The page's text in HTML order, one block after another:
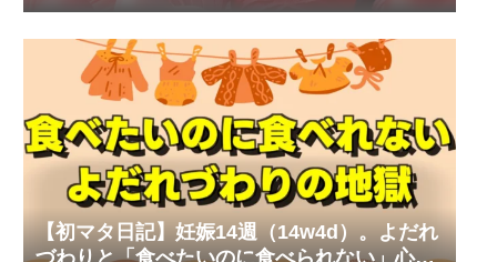
なマタニティワンピ
【初マタ日記】妊娠14週（14w4d）。よだれ
づわりと「食べたいのに食べられない」心の